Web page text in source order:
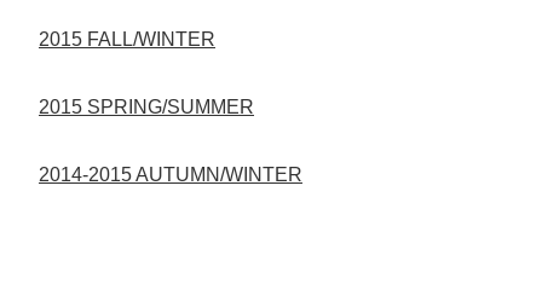
2015 FALL/WINTER
2015 SPRING/SUMMER
2014-2015 AUTUMN/WINTER